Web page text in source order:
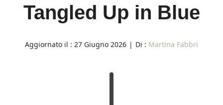
Tangled Up in Blue
Aggiornato il : 27 Giugno 2026 | Di : Martina Fabbri